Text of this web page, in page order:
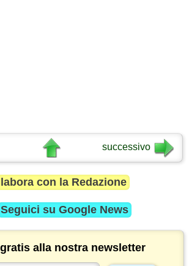
successivo
con la Redazione
Seguici su Google News
alla nostra newsletter